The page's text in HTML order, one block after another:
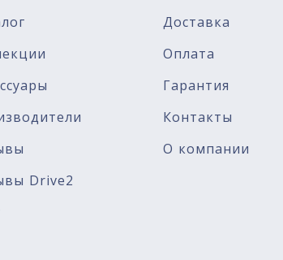
Drive2
Доставка
Оплата
Гарантия
Контакты
О компании